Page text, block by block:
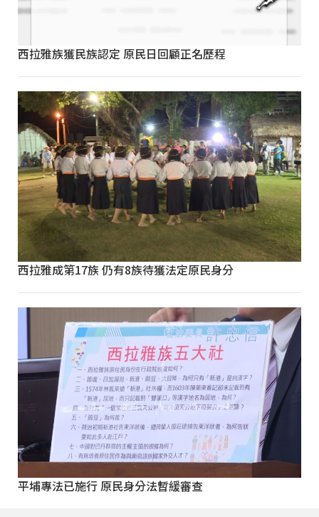
西拉雅族獲民族認定 原民日回顧正名歷程
西拉雅成第17族 仍有8族待獲法定原民身分
平埔專法已施行 原民身分法暫緩審查